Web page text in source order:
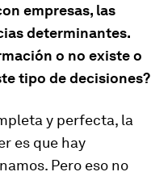
empresas, las
determinantes.
o no existe o
tipo de decisiones?
y perfecta, la
es que hay
Pero eso no